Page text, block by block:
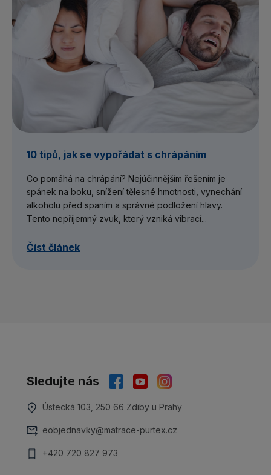
10 tipů, jak se vypořádat s chrápáním
Co pomáhá na chrápání? Nejúčinnějším řešením je
spánek na boku, snížení tělesné hmotnosti, vynechání
alkoholu před spaním a správné podložení hlavy.
Tento nepříjemný zvuk, který vzniká vibrací...
Číst článek
Sledujte nás
Ústecká 103, 250 66 Zdiby u Prahy
eobjednavky@matrace-purtex.cz
+420 720 827 973